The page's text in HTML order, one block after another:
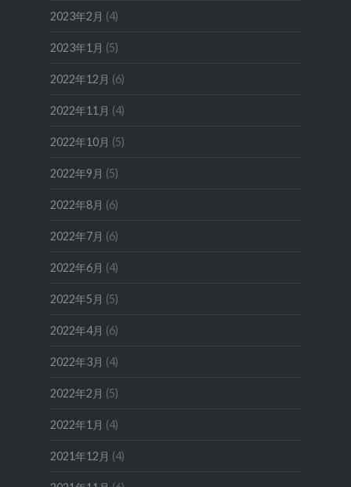
2023年2月 (4)
2023年1月 (5)
2022年12月 (6)
2022年11月 (4)
2022年10月 (5)
2022年9月 (5)
2022年8月 (6)
2022年7月 (6)
2022年6月 (4)
2022年5月 (5)
2022年4月 (6)
2022年3月 (4)
2022年2月 (5)
2022年1月 (4)
2021年12月 (4)